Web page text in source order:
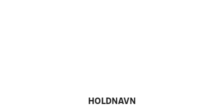
HOLDNAVN